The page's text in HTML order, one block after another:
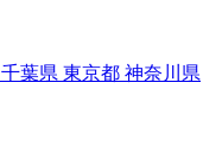
千葉県 東京都 神奈川県